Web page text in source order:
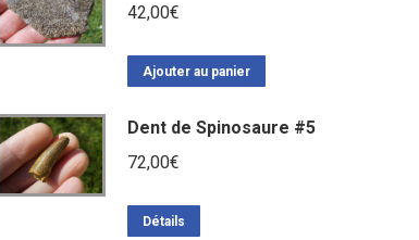
42,00€
Ajouter au panier
Dent de Spinosaure #5
72,00€
Détails